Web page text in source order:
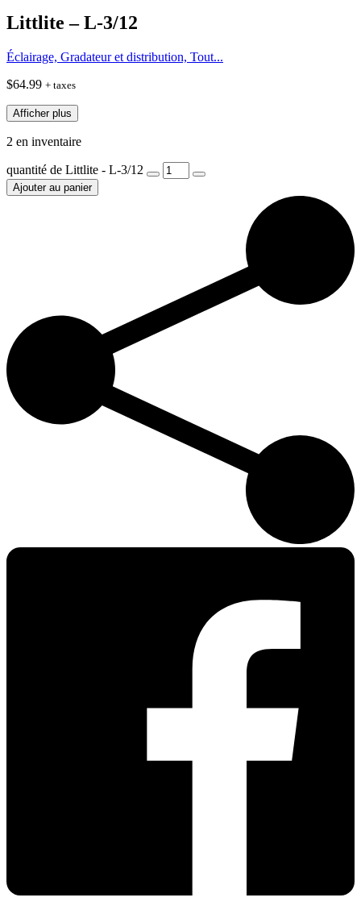
Littlite – L-3/12
Éclairage, Gradateur et distribution, Tout...
$64.99 + taxes
Afficher plus
2 en inventaire
quantité de Littlite - L-3/12
Ajouter au panier